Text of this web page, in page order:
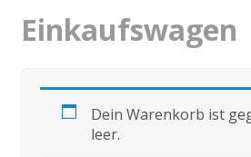
Einkaufswagen
Dein Warenkorb ist
leer.